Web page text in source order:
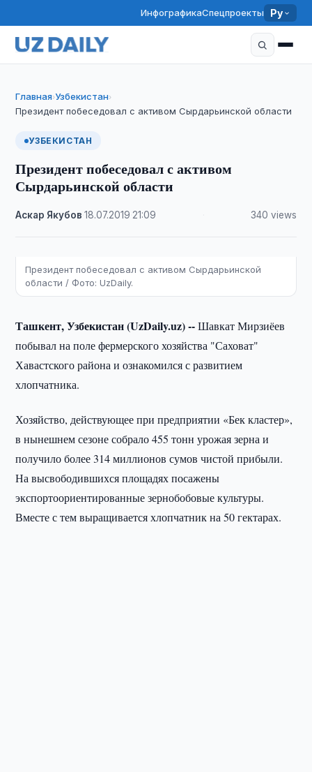
ИнфографикаСпецпроекты Ру
Главная›Узбекистан›
Президент побеседовал с активом Сырдарьинской области
УЗБЕКИСТАН
Президент побеседовал с активом
Сырдарьинской области
Аскар Якубов ·18.07.2019 21:09 340 views
Президент побеседовал с активом Сырдарьинской
области / Фото: UzDaily.
Ташкент, Узбекистан (UzDaily.uz) --Шавкат Мирзиёев
побывал на поле фермерского хозяйства "Саховат"
Хавастского района и ознакомился с развитием
хлопчатника.
Хозяйство, действующее при предприятии «Бек кластер»,
в нынешнем сезоне собрало 455 тонн урожая зерна и
получило более 314 миллионов сумов чистой прибыли.
На высвободившихся площадях посажены
экспортоориентированные зернобобовые культуры.
Вместе с тем выращивается хлопчатник на 50 гектарах.